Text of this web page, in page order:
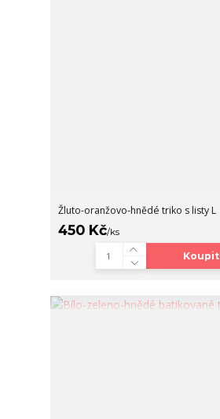
Žluto-oranžovo-hnědé triko s listy L
450 Kč/ks
Koupit